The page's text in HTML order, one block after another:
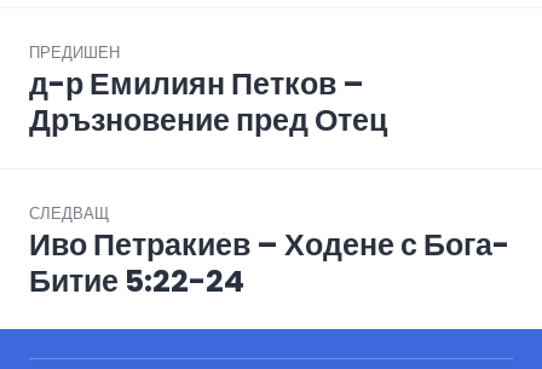
navigation
ПРЕДИШЕН
Previous
post:
д-р Емилиян Петков –
Дръзновение пред Отец
СЛЕДВАЩ
Next
post:
Иво Петракиев – Ходене с Бога-
Битие 5:22-24